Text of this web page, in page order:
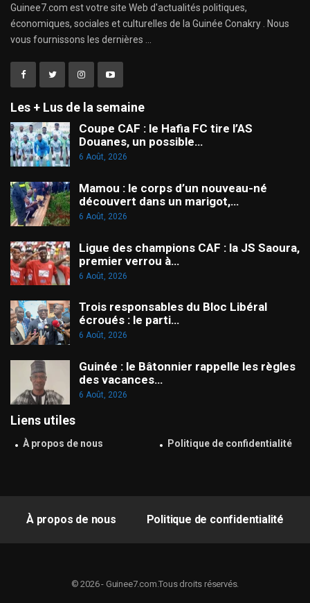
Guinee7.com est votre site Web d'actualités politiques,
économiques, sociales et culturelles de la Guinée Conakry . Nous
vous fournissons les dernières ...
Les + Lus de la semaine
Coupe CAF : le Hafia FC tire l’AS
Douanes, un possible…
6 Août, 2026
Mamou : le corps d’un nouveau-né
découvert dans un marigot,…
6 Août, 2026
Ligue des champions CAF : la JS Saoura,
premier verrou à…
6 Août, 2026
Trois responsables du Bloc Libéral
écroués : le parti…
6 Août, 2026
Guinée : le Bâtonnier rappelle les règles
des vacances…
6 Août, 2026
Liens utiles
À propos de nous Politique de confidentialité
À propos de nous Politique de confidentialité
© 2026 - Guinee7.com.Tous droits réservés.